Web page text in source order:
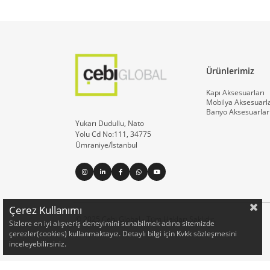
Yukarı Dudullu, Nato
Yolu Cd No:111, 34775
Ümraniye/İstanbul
Ürünlerimiz
Kapı Aksesuarları
Mobilya
Banyo Aksesuarları
© 2025 Çebi Global - Tüm Hakları Saklıdır.
Çerez Kullanımı
Sizlere en iyi alışveriş deneyimini sunabilmek adına sitemizde
çerezler(cookies) kullanmaktayız. Detaylı bilgi için Kvkk sözleşmesini
inceleyebilirsiniz.